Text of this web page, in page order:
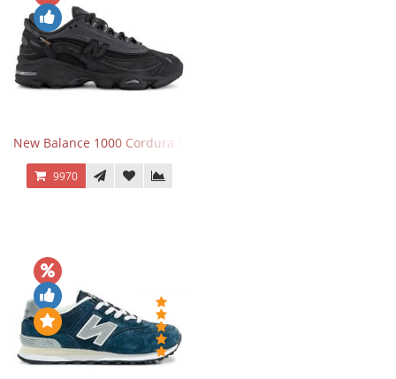
New Balance 1000 Cordura Trainers Black Cement
9970